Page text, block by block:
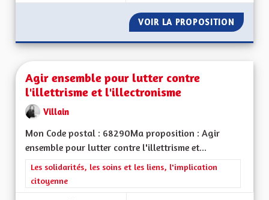
VOIR LA PROPOSITION
Agir ensemble pour lutter contre
l'illettrisme et l'illectronisme
Villain
Mon Code postal : 68290Ma proposition : Agir
ensemble pour lutter contre l'illettrisme et...
Filtrer les résultats de la catégorie : Les solidarités, les soins
Les solidarités, les soins et les liens, l'implication
citoyenne